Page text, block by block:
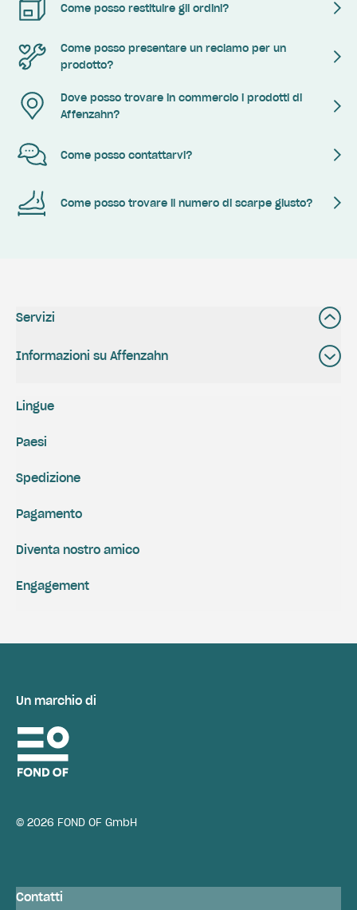
Come posso restituire gli ordini?
Come posso presentare un reclamo per un
prodotto?
Dove posso trovare in commercio i prodotti di
Affenzahn?
Come posso contattarvi?
Come posso trovare il numero di scarpe giusto?
Servizi
Informazioni su Affenzahn
Spedizione
Pagamento
Engagement
Diventa nostro amico
Lingue
Paesi
Un marchio di
© 2026 FOND OF GmbH
Contatti